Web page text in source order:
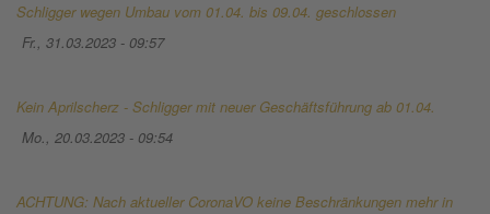
Schligger wegen Umbau vom 01.04. bis 09.04. geschlossen
Fr., 31.03.2023 - 09:57
Kein Aprilscherz - Schligger mit neuer Geschäftsführung ab 01.04.
Mo., 20.03.2023 - 09:54
ACHTUNG: Nach aktueller CoronaVO keine Beschränkungen mehr in